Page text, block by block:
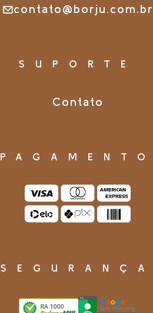
contato@borju.com.br
SUPORTE
Contato